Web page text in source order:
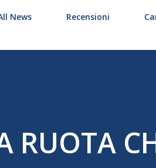
News Recensioni
RUOTA